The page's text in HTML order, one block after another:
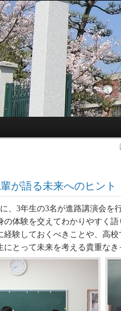
が語る未来へのヒント
、3年生の3名が進路講演会を
の体験を交えてわかりやすく
経験しておくべきことや、高
にとって未来を考える貴重な